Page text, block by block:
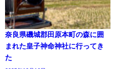
奈良県磯城郡田原本町の森に囲
まれた皇子神命神社に行ってき
た